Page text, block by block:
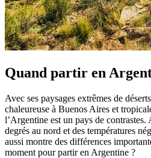
Quand partir en
Avec ses paysages extrêmes de
chaleureuse à Buenos Aires et
l’Argentine est un pays de
degrés au nord et des températures
aussi montre des différences
moment pour partir en Argentine ?